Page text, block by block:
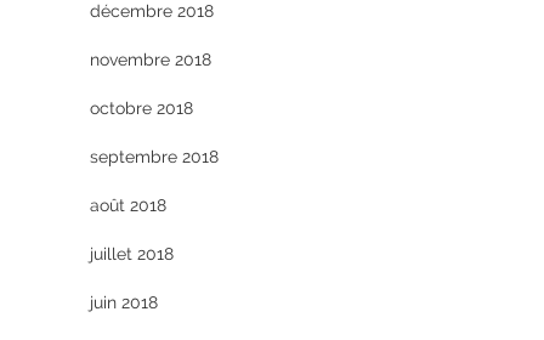
décembre 2018
novembre 2018
octobre 2018
septembre 2018
août 2018
juillet 2018
juin 2018